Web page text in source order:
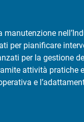
per pianificare
per la gestione
attività pratiche
e